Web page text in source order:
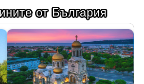
от България